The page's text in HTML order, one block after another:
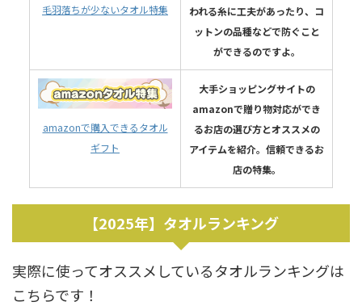
毛羽落ちが少ないタオル特集
われる糸に工夫があったり、コ
ットンの品種などで防ぐこと
ができるのですよ。
amazonで購入できるタオル
ギフト
大手ショッピングサイトの
amazonで贈り物対応ができ
るお店の選び方とオススメの
アイテムを紹介。信頼できるお
店の特集。
【2025年】タオルランキング
実際に使ってオススメしているタオルランキングは
こちらです！